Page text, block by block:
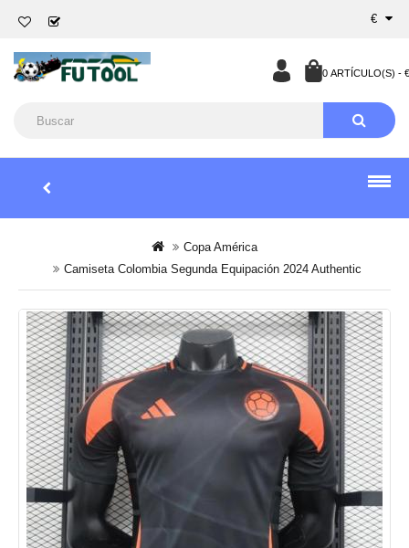
€
0 ARTÍCULO(S) -
Copa América
Camiseta Colombia Segunda Equipación 2024 Authentic